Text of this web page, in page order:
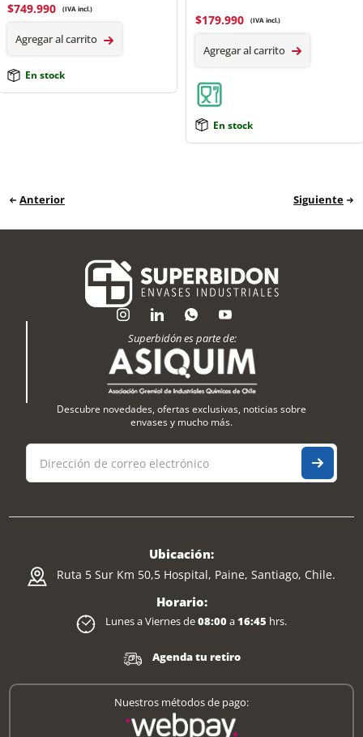
$749.990 (IVA incl.)
Agregar al carrito
En stock
$179.990 (IVA incl.)
Agregar al carrito
En stock
Anterior Siguiente
Superbidón es parte de:
Descubre novedades, ofertas exclusivas, noticias sobre
envases y mucho más.
Ubicación:
Ruta 5 Sur Km 50,5 Hospital, Paine, Santiago, Chile.
Horario:
Lunes a Viernes de08:00a16:45 hrs.
Agenda tu retiro
Nuestros métodos de pago: